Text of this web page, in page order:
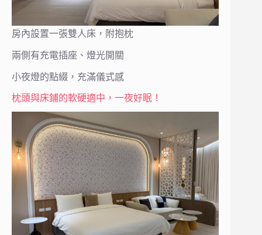
房內設置一張雙人床，附抱枕
兩側有充電插座、燈光開關
小夜燈的點綴，充滿儀式感
枕頭與床鋪的軟硬適中，一夜好眠！